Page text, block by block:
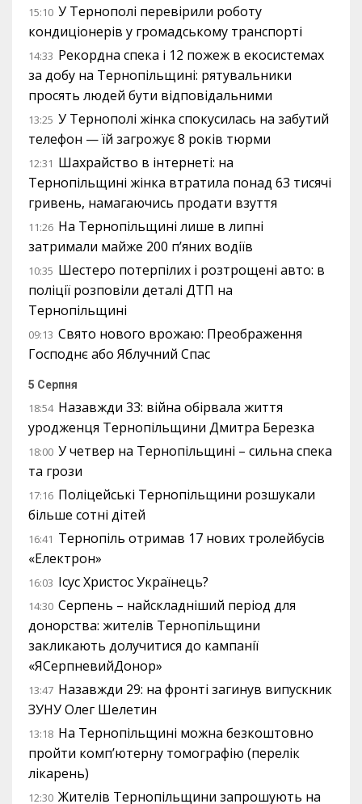
15:10 У Тернополі перевірили роботу
кондиціонерів у громадському транспорті
14:33 Рекордна спека і 12 пожеж в екосистемах
за добу на Тернопільщині: рятувальники
просять людей бути відповідальними
13:25 У Тернополі жінка спокусилась на забутий
телефон — їй загрожує 8 років тюрми
12:31 Шахрайство в інтернеті: на
Тернопільщині жінка втратила понад 63 тисячі
гривень, намагаючись продати взуття
11:26 На Тернопільщині лише в липні
затримали майже 200 п’яних водіїв
10:35 Шестеро потерпілих і розтрощені авто: в
поліції розповіли деталі ДТП на
Тернопільщині
09:13 Свято нового врожаю: Преображення
Господнє або Яблучний Спас
5 Серпня
18:54 Назавжди 33: війна обірвала життя
уродженця Тернопільщини Дмитра Березка
18:00 У четвер на Тернопільщині – сильна спека
та грози
17:16 Поліцейські Тернопільщини розшукали
більше сотні дітей
16:41 Тернопіль отримав 17 нових тролейбусів
«Електрон»
16:03 Ісус Христос Українець?
14:30 Серпень – найскладніший період для
донорства: жителів Тернопільщини
закликають долучитися до кампанії
«ЯСерпневийДонор»
13:47 Назавжди 29: на фронті загинув випускник
ЗУНУ Олег Шелетин
13:18 На Тернопільщині можна безкоштовно
пройти комп’ютерну томографію (перелік
лікарень)
12:30 Жителів Тернопільщини запрошують на